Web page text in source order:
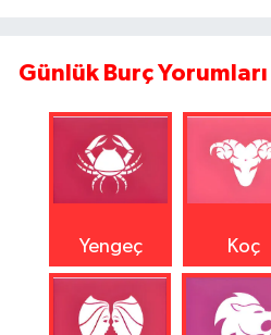
Günlük Burç Yorumları
Yengeç Koç